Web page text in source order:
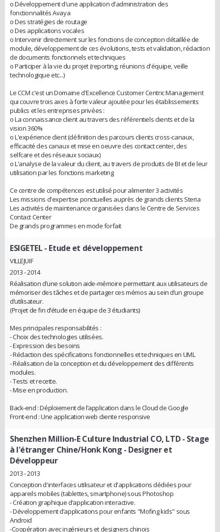
o Développement d'une application d'administration des
fonctionnalités Avaya
o Des stratégies de routage
o Des applications vocales
o Intervenir directement sur les fonctions de conception détaillée de
module, développement de ces évolutions, tests et validation, rédaction
de documents fonctionnels et techniques
o Participer à la vie du projet (reporting, réunions d'équipe, veille
technologique etc...)
Le CCM c'est un Domaine d'Excellence Customer Centric Management
qui couvre trois axes à forte valeur ajoutée pour les établissements
publics et les entreprises privées :
o La connaissance client au travers des référentiels clients et de la
vision 360%
o L'expérience client (définition des parcours clients cross-canaux,
efficacité des canaux et mise en oeuvre des contact center, des
selfcare et des réseaux sociaux)
o L'analyse de la valeur du client, au travers de produits de BI et de leur
utilisation par les fonctions marketing
Ce centre de compétences est utilisé pour alimenter 3 activités
Les missions d'expertise ponctuelles auprès de grands clients Steria
Les activités de maintenance organisées dans le Centre de Services
Contact Center
De grands programmes en mode forfait
ESIGETEL - Etude et développement
VILLEJUIF
2013 - 2014
Réalisation d’une solution aide-mémoire permettant aux utilisateurs de
mémoriser des tâches et de partager ces mémos au sein d’un groupe
d’utilisateur.
(Projet de fin d’étude en équipe de 3 étudiants)
Mes principales responsabilités :
- Choix des technologies utilisées.
- Expression des besoins
- Rédaction des spécifications fonctionnelles et techniques en UML
- Réalisation de la conception et du développement des différents
modules.
- Tests et recette.
- Mise en production.
Back-end : Déploiement de l’application dans le Cloud de Google
Front-end : Une application web cliente responsive
Shenzhen Million-E Culture Industrial CO, LTD- Stage
à l'étranger Chine/Honk Kong - Designer et
Développeur
2013 - 2013
Conception d'interfaces utilisateur et d'applications dédiées pour
appareils mobiles (tablettes, smartphone) sous Photoshop
- Création graphique d’application interactive.
- Développement d’applications pour enfants "Mofing kids" sous
Android
-Coopération avec ingénieurs et designers chinois